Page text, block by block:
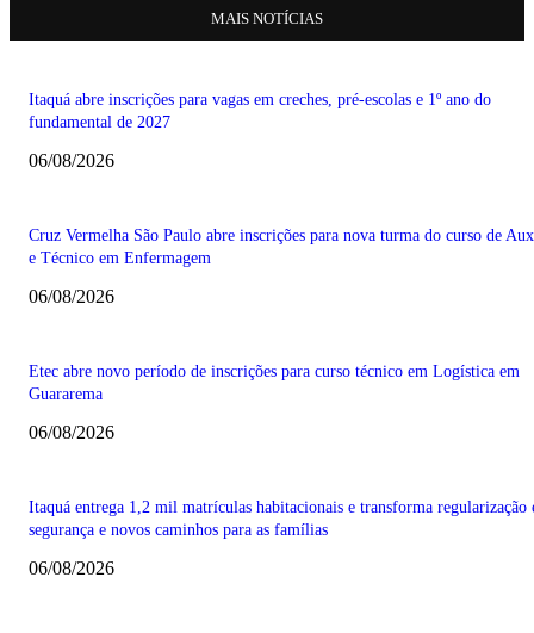
MAIS NOTÍCIAS
Itaquá abre inscrições para vagas em creches, pré-escolas e 1º ano do
fundamental de 2027
06/08/2026
Cruz Vermelha São Paulo abre inscrições para nova turma do curso de
e Técnico em Enfermagem
06/08/2026
Etec abre novo período de inscrições para curso técnico em Logística em
Guararema
06/08/2026
Itaquá entrega 1,2 mil matrículas habitacionais e transforma regularização
segurança e novos caminhos para as famílias
06/08/2026